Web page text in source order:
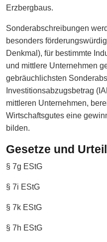
Erzbergbaus.
Sonderabschreibungen
besonders
Denkmal), für bestimmte
und mittlere Unternehmen
gebräuchlichsten
Investitionsabzugsbetrag
mittleren Unternehmen,
Wirtschaftsgutes eine
bilden.
Gesetze und
§ 7g EStG
§ 7i EStG
§ 7k EStG
§ 7h EStG